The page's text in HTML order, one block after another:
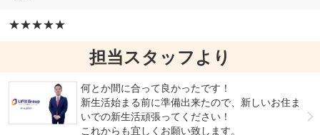
★★★★★
担当スタッフより
何とか間に合って良かったです！
新生活始まる前に準備出来たので、新しいお住ま
いでの新生活頑張ってください！
これからも宜しくお願い致します。